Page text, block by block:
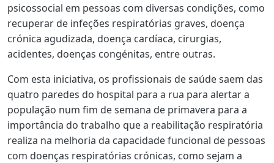
psicossocial em pessoas com diversas condições, como
recuperar de infeções respiratórias graves, doença
crónica agudizada, doença cardíaca, cirurgias,
acidentes, doenças congénitas, entre outras.
Com esta iniciativa, os profissionais de saúde saem das
quatro paredes do hospital para a rua para alertar a
população num fim de semana de primavera para a
importância do trabalho que a reabilitação respiratória
realiza na melhoria da capacidade funcional de pessoas
com doenças respiratórias crónicas, como sejam a